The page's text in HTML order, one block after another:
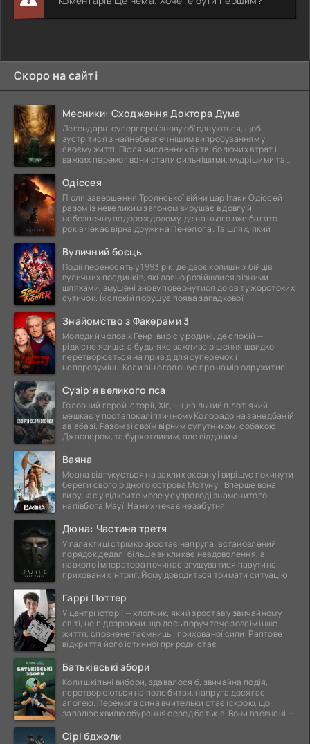
Скоро на сайті
Месники: Сходження Доктора Дума
Легендарні супергерої знову об'єднуються, щоб
зустрітися з найнебезпечнішим випробуванням у
своєму житті. Після численних битв, болючих втрат і
важких перемог вони стали сильнішими, мудрішими та
Одіссея
Після завершення Троянської війни цар Ітаки Одіссей
разом із невеликим загоном вирушає в довгу й
небезпечну подорож додому, де на нього вже багато
років чекає вірна дружина Пенелопа. Та шлях, який
Вуличний боєць
Події переносять у 1993 рік, де двоє колишніх бійців
вуличних поєдинків, які давно розійшлися різними
шляхами, змушені знову повернутися до світу жорстоких
сутичок. Їх спокій порушує поява загадкової
Знайомство з Факерами 3
Молодий чоловік Генрі виріс у родині, де спокій —
рідкісне явище, а будь-яке важливе рішення швидко
перетворюється на привід для суперечок і
непорозумінь. Коли він оголошує про намір одружитися,
Сузір’я великого пса
Головний герой історії, Хіг, — цивільний пілот, який
мешкає у постапокаліптичному Колорадо на занедбаній
авіабазі. Разом зі своїм вірним супутником, собакою
Джаспером, та буркотливим, але відданим
Ваяна
Моана відгукується на заклик океану і вирішує покинути
береги свого рідного острова Мотунуї. Вперше вона
вирушає у відкрите море у супроводі знаменитого
напівбога Мауї. На них чекає незабутня
Дюна: Частина третя
У галактиці стрімко зростає напруга: встановлений
порядок дедалі більше викликає невдоволення, а
навколо імператора починає згущуватися павутина
прихованих інтриг. Йому доводиться тримати ситуацію
Гаррі Поттер
У центрі історії — хлопчик, який зростав у звичайному
світі, не підозрюючи, що десь поруч тече зовсім інше
життя, сповнене таємниць і прихованої сили. Раптове
відкриття його істинної природи стає
Батьківські збори
Коли шкільні вибори, здавалося б, звичайна подія,
перетворюються на поле битви, напруга досягає
апогею. Перемога сина вчительки стає іскрою, що
запалює хвилю обурення серед батьків. Вони впевнені —
Сірі бджоли